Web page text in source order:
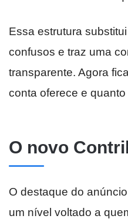
Essa estrutura
confusos e traz uma
transparente. Agora
conta oferece e quanto
O novo
O destaque do
um nível voltado a